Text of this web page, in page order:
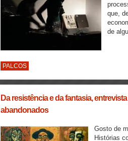
que,
de
PALCOS
Da resistência e da fantasia,
abandonados
Gosto de
Histórias